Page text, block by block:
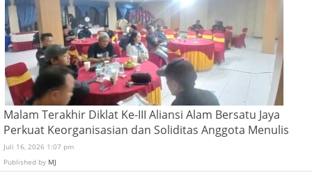
Malam Terakhir Diklat Ke-III Aliansi Alam Bersatu Jaya
Perkuat Keorganisasian dan Soliditas Anggota Menulis
Juli 16, 2026 1:07 pm
Published by MJ